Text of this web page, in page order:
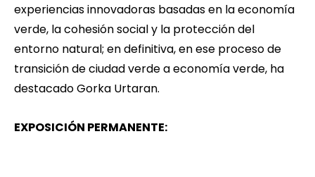
experiencias innovadoras basadas en la economía
verde, la cohesión social y la protección del
entorno natural; en definitiva, en ese proceso de
transición de ciudad verde a economía verde, ha
destacado Gorka Urtaran.
EXPOSICIÓN PERMANENTE: